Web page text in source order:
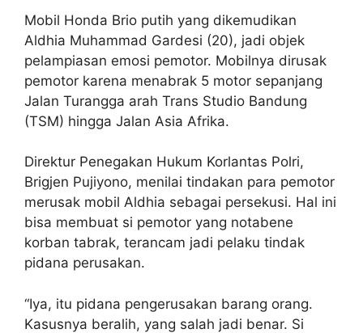
Mobil Honda Brio putih yang dikemudikan
Aldhia Muhammad Gardesi (20), jadi objek
pelampiasan emosi pemotor. Mobilnya dirusak
pemotor karena menabrak 5 motor sepanjang
Jalan Turangga arah Trans Studio Bandung
(TSM) hingga Jalan Asia Afrika.
Direktur Penegakan Hukum Korlantas Polri,
Brigjen Pujiyono, menilai tindakan para pemotor
merusak mobil Aldhia sebagai persekusi. Hal ini
bisa membuat si pemotor yang notabene
korban tabrak, terancam jadi pelaku tindak
pidana perusakan.
“Iya, itu pidana pengerusakan barang orang.
Kasusnya beralih, yang salah jadi benar. Si